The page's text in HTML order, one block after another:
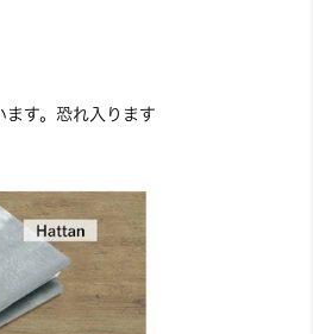
す。恐れ入ります